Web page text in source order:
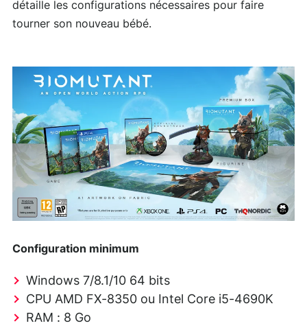
détaille les configurations nécessaires pour faire
tourner son nouveau bébé.
Configuration minimum
Windows 7/8.1/10 64 bits
CPU AMD FX-8350 ou Intel Core i5-4690K
RAM : 8 Go